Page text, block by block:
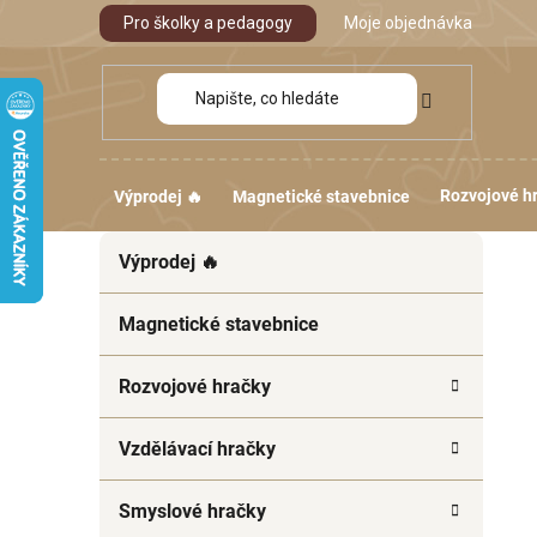
Pro školky a pedagogy Moje objednávka
Výprodej 🔥 Magnetické stavebnice Rozvojové
kategorie
t
g
i
Výprodej 🔥
Magnetické stavebnice
Rozvojové hračky
Vzdělávací hračky
Smyslové hračky